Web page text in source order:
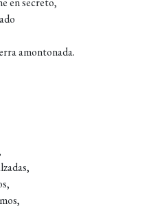
amontonada.